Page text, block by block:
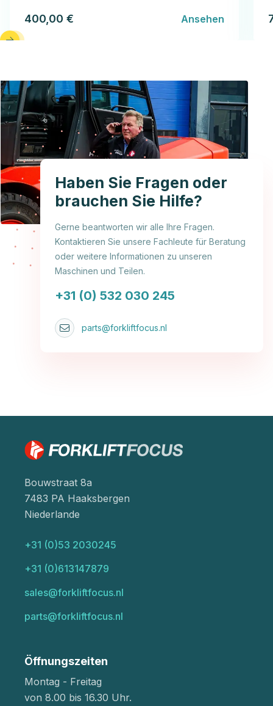
400,00 € Ansehen
Haben Sie Fragen oder
brauchen Sie Hilfe?
Gerne beantworten wir alle Ihre Fragen.
Kontaktieren Sie unsere Fachleute für Beratung
oder weitere Informationen zu unseren
Maschinen und Teilen.
+31 (0) 532 030 245
parts@forkliftfocus.nl
Bouwstraat 8a
7483 PA Haaksbergen
Niederlande
+31 (0)53 2030245
+31 (0)613147879
sales@forkliftfocus.nl
parts@forkliftfocus.nl
Öffnungszeiten
Montag - Freitag
von 8.00 bis 16.30 Uhr.